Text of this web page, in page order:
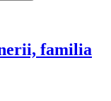
familia